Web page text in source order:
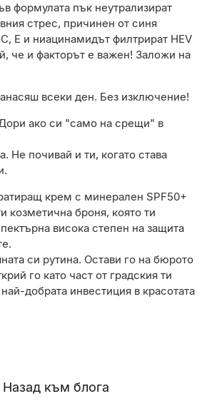
формулата пък неутрализират
стрес, причинен от синя
E и ниацинамидът филтрират HEV
че и факторът е важен! Заложи на
всеки ден. Без изключение!
ако си "само на срещи" в
Не почивай и ти, когато става
крем с минерален SPF50+
козметична броня, която ти
висока степен на защита
си рутина. Остави го на бюрото
го като част от градския ти
добрата инвестиция в красотата
Назад към блога